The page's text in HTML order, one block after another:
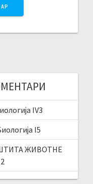
IV3
I5
ЖИВОТНЕ